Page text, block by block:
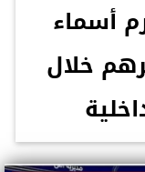
أسماء
خلال